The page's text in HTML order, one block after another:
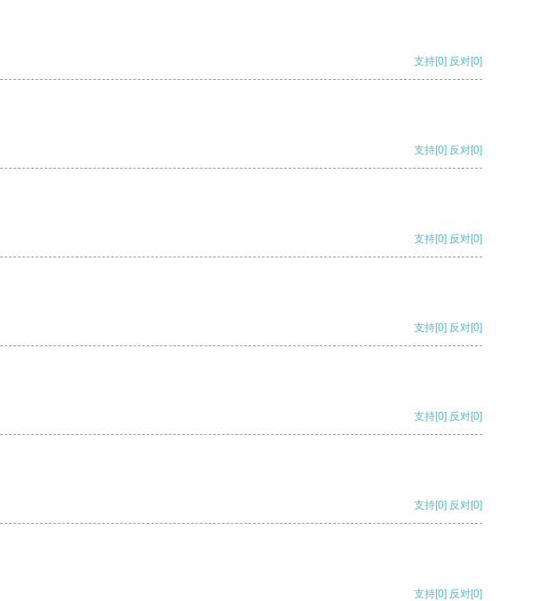
支持[0] 反对[0]
支持[0] 反对[0]
支持[0] 反对[0]
支持[0] 反对[0]
支持[0] 反对[0]
支持[0] 反对[0]
支持[0] 反对[0]